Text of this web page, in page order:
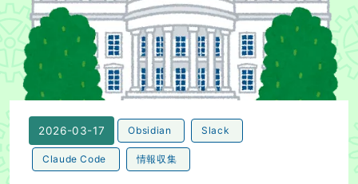
大統領デイリーブリーフィングに学ぶ、忙しく平凡なエ
2026-03-17 Obsidian Slack
Claude Code 情報収集